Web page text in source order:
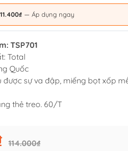
11.400₫ — Áp dụng ngay
TSP701
Total
Quốc
được sự va đập, miếng bọt xốp
thẻ treo. 60/T
114.000₫